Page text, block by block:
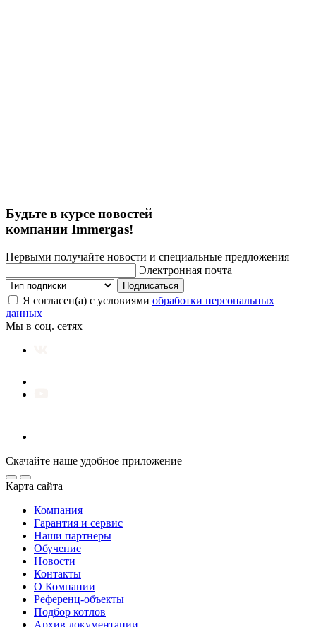
Будьте в курсе новостей
компании Immergas!
Первыми получайте новости и специальные предложения
Электронная почта
Подписаться
Я согласен(а) с условиями обработки персональных
данных
Мы в соц. сетях
Скачайте наше удобное приложение
Карта сайта
Компания
Гарантия и сервис
Наши партнеры
Обучение
Новости
Контакты
О Компании
Референц-объекты
Подбор котлов
Архив документации